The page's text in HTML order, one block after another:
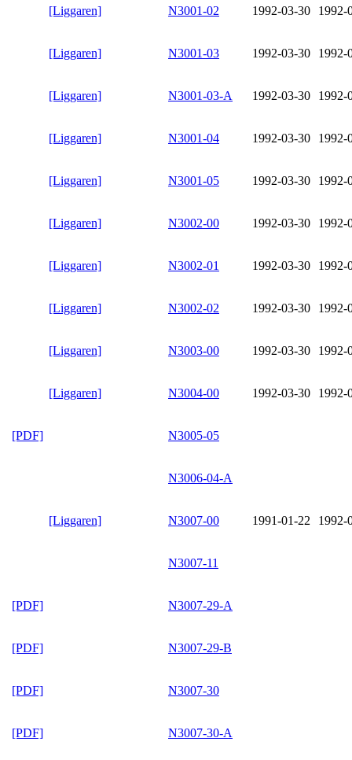
[Liggaren] N3001-02 1992-03-30 1992-
[Liggaren] N3001-03 1992-03-30 1992-
[Liggaren] N3001-03-A 1992-03-30 1992-
[Liggaren] N3001-04 1992-03-30 1992-
[Liggaren] N3001-05 1992-03-30 1992-
[Liggaren] N3002-00 1992-03-30 1992-
[Liggaren] N3002-01 1992-03-30 1992-
[Liggaren] N3002-02 1992-03-30 1992-
[Liggaren] N3003-00 1992-03-30 1992-
[Liggaren] N3004-00 1992-03-30 1992-
[PDF] N3005-05
N3006-04-A
[Liggaren] N3007-00 1991-01-22 1992-
N3007-11
[PDF] N3007-29-A
[PDF] N3007-29-B
[PDF] N3007-30
[PDF] N3007-30-A